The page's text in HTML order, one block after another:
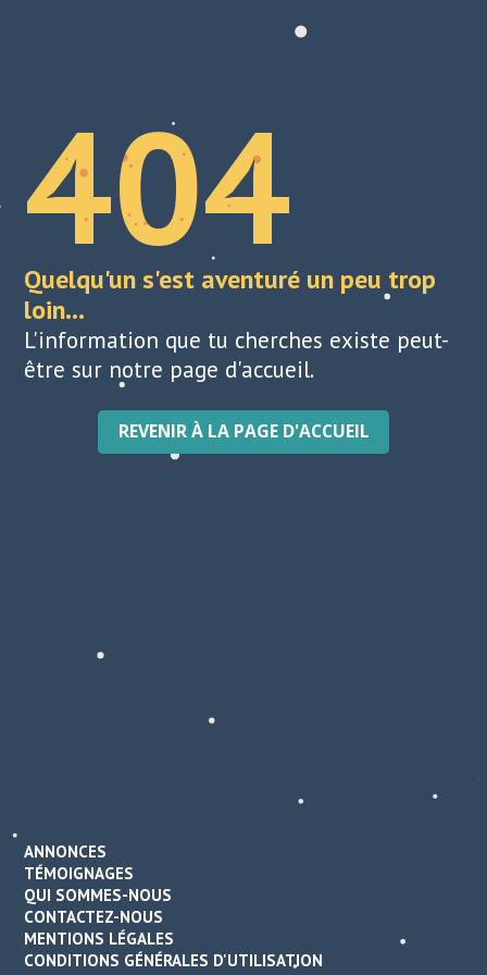
404
Quelqu'un s'est aventuré un peu trop
loin...
L'information que tu cherches existe peut-
être sur notre page d'accueil.
REVENIR À LA PAGE D'ACCUEIL
ANNONCES
TÉMOIGNAGES
QUI SOMMES-NOUS
CONTACTEZ-NOUS
MENTIONS LÉGALES
CONDITIONS GÉNÉRALES D'UTILISATION